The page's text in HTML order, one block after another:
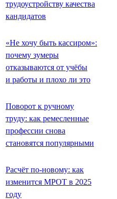
трудоустройству качества
кандидатов
«Не хочу быть кассиром»:
почему зумеры
отказываются от учёбы
и работы и плохо ли это
Поворот к ручному
труду: как ремесленные
профессии снова
становятся популярными
Расчёт по-новому: как
изменится МРОТ в 2025
году